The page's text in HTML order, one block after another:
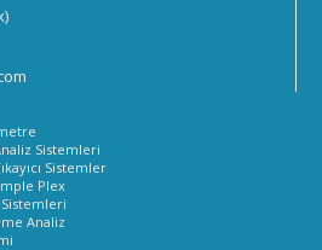
Sistemleri
Sistemler
Plex
Analiz